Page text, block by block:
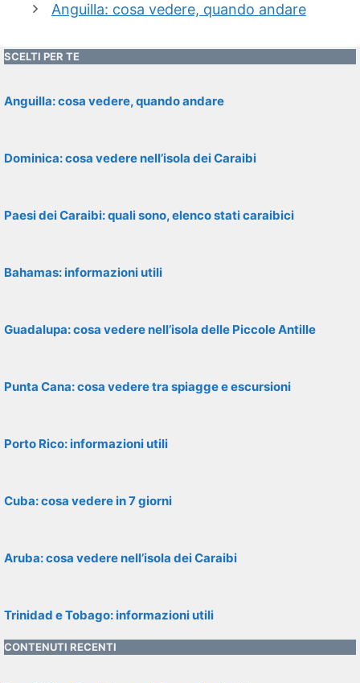
Anguilla: cosa vedere, quando andare
SCELTI PER TE
Anguilla: cosa vedere, quando andare
Dominica: cosa vedere nell’isola dei Caraibi
Paesi dei Caraibi: quali sono, elenco stati caraibici
Bahamas: informazioni utili
Guadalupa: cosa vedere nell’isola delle Piccole Antille
Punta Cana: cosa vedere tra spiagge e escursioni
Porto Rico: informazioni utili
Cuba: cosa vedere in 7 giorni
Aruba: cosa vedere nell’isola dei Caraibi
Trinidad e Tobago: informazioni utili
CONTENUTI RECENTI